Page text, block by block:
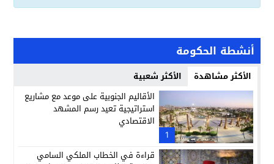
أنشطة الحكومة
الأكثر مشاهدة الأكثر شعبية
1
الأقاليم الجنوبية على موعد مع مشاريع
استراتيجية تعيد رسم المشهد
الاقتصادي
قراءة في الخطاب الملكي السامي